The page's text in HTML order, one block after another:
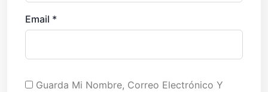
Email *
Guarda Mi Nombre, Correo Electrónico Y